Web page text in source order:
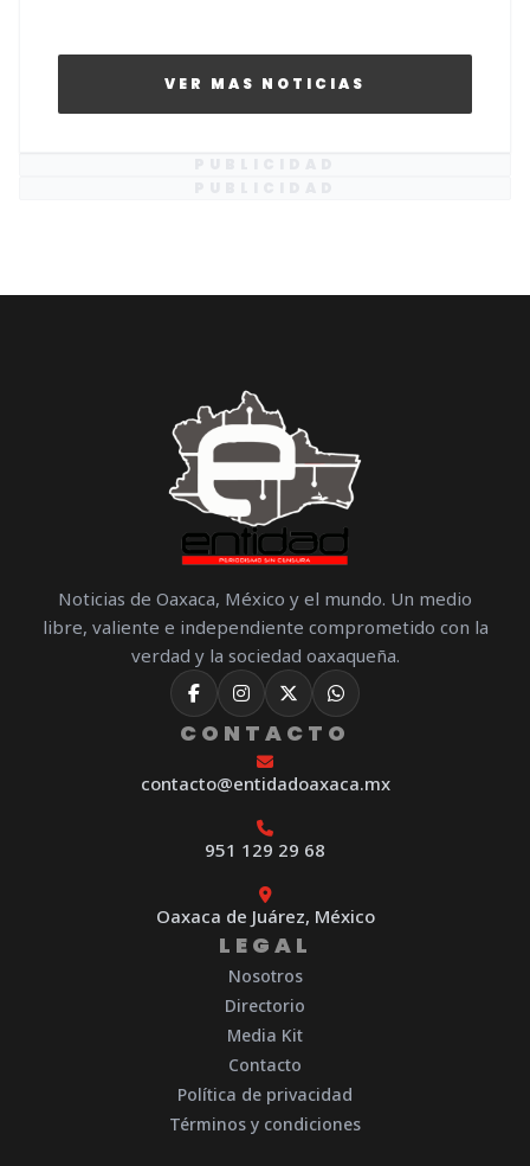
VER MAS NOTICIAS
Noticias de Oaxaca, México y el mundo. Un medio
libre, valiente e independiente comprometido con la
verdad y la sociedad oaxaqueña.
CONTACTO
contacto@entidadoaxaca.mx
951 129 29 68
Oaxaca de Juárez, México
LEGAL
Nosotros
Directorio
Media Kit
Contacto
Política de privacidad
Términos y condiciones